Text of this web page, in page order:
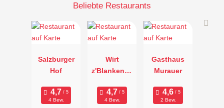
Beliebte Restaurants
Salzburger
Hof
4 Bew.
Wirt
z'Blankenba
4 Bew.
Gasthaus
Murauer
2 Bew.